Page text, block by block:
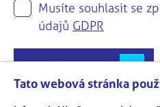
Musíte souhlasit se
údajů GDPR
Zaregistrovat se
Tato webová stránka